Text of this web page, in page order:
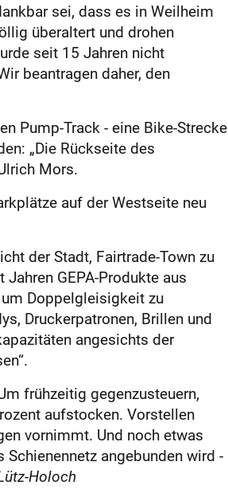
sei, dass es in Weilheim
überaltert und drohen
seit 15 Jahren nicht
beantragen daher, den
Pump-Track - eine Bike-Strecke
„Die Rückseite des
Mors.
auf der Westseite neu
der Stadt, Fairtrade-Town zu
GEPA-Produkte aus
Doppelgleisigkeit zu
Druckerpatronen, Brillen und
angesichts der
frühzeitig gegenzusteuern,
aufstocken. Vorstellen
vornimmt. Und noch etwas
angebunden wird -
Holoch